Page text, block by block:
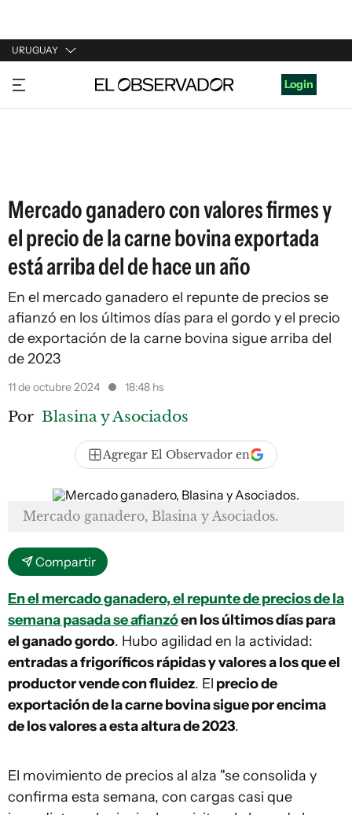
URUGUAY
URUGUAY
ARGENTINA
Login
Mercado ganadero con valores firmes y
el precio de la carne bovina exportada
está arriba del de hace un año
En el mercado ganadero el repunte de precios se
afianzó en los últimos días para el gordo y el precio
de exportación de la carne bovina sigue arriba del
de 2023
11 de octubre 2024 18:48 hs
Por Blasina y Asociados
Agregar El Observador en
Mercado ganadero, Blasina y Asociados.
Compartir
En el mercado ganadero, el repunte de precios de la
semana pasada se afianzóen los últimos días para
el ganado gordo. Hubo agilidad en la actividad:
entradas a frigoríficos rápidas y valores a los que el
productor vende con fluidez. El precio de
exportación de la carne bovina sigue por encima
de los valores a esta altura de 2023.
El movimiento de precios al alza "se consolida y
confirma esta semana, con cargas casi que